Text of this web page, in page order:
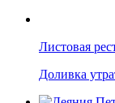
Листовая
Доливка